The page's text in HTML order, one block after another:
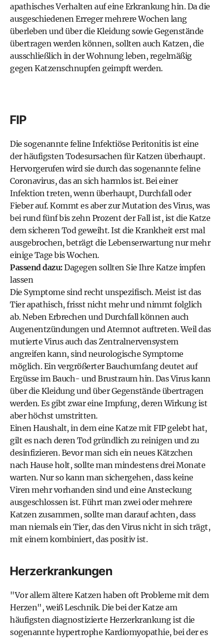
apathisches Verhalten auf eine Erkrankung hin. Da die
ausgeschiedenen Erreger mehrere Wochen lang
überleben und über die Kleidung sowie Gegenstände
übertragen werden können, sollten auch Katzen, die
ausschließlich in der Wohnung leben, regelmäßig
gegen Katzenschnupfen geimpft werden.
FIP
Die sogenannte feline Infektiöse Peritonitis ist eine
der häufigsten Todesursachen für Katzen überhaupt.
Hervorgerufen wird sie durch das sogenannte feline
Coronavirus, das an sich harmlos ist. Bei einer
Infektion treten, wenn überhaupt, Durchfall oder
Fieber auf. Kommt es aber zur Mutation des Virus, was
bei rund fünf bis zehn Prozent der Fall ist, ist die Katze
dem sicheren Tod geweiht. Ist die Krankheit erst mal
ausgebrochen, beträgt die Lebenserwartung nur mehr
einige Tage bis Wochen.
Passend dazu: Dagegen sollten Sie Ihre Katze impfen
lassen
Die Symptome sind recht unspezifisch. Meist ist das
Tier apathisch, frisst nicht mehr und nimmt folglich
ab. Neben Erbrechen und Durchfall können auch
Augenentzündungen und Atemnot auftreten. Weil das
mutierte Virus auch das Zentralnervensystem
angreifen kann, sind neurologische Symptome
möglich. Ein vergrößerter Bauchumfang deutet auf
Ergüsse im Bauch- und Brustraum hin. Das Virus kann
über die Kleidung und über Gegenstände übertragen
werden. Es gibt zwar eine Impfung, deren Wirkung ist
aber höchst umstritten.
Einen Haushalt, in dem eine Katze mit FIP gelebt hat,
gilt es nach deren Tod gründlich zu reinigen und zu
desinfizieren. Bevor man sich ein neues Kätzchen
nach Hause holt, sollte man mindestens drei Monate
warten. Nur so kann man sichergehen, dass keine
Viren mehr vorhanden sind und eine Ansteckung
ausgeschlossen ist. Führt man zwei oder mehrere
Katzen zusammen, sollte man darauf achten, dass
man niemals ein Tier, das den Virus nicht in sich trägt,
mit einem kombiniert, das positiv ist.
Herzerkrankungen
"Vor allem ältere Katzen haben oft Probleme mit dem
Herzen", weiß Leschnik. Die bei der Katze am
häufigsten diagnostizierte Herzerkrankung ist die
sogenannte hypertrophe Kardiomyopathie, bei der es